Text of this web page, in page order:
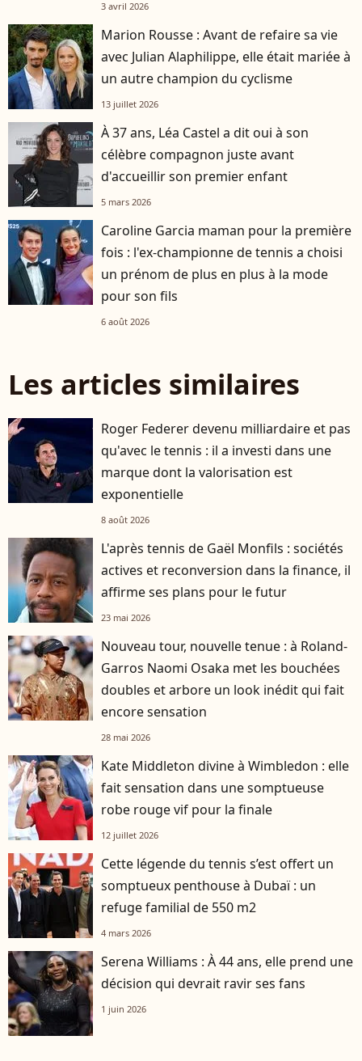
3 avril 2026
Marion Rousse : Avant de refaire sa vie
avec Julian Alaphilippe, elle était mariée à
un autre champion du cyclisme
13 juillet 2026
À 37 ans, Léa Castel a dit oui à son
célèbre compagnon juste avant
d'accueillir son premier enfant
5 mars 2026
Caroline Garcia maman pour la première
fois : l'ex-championne de tennis a choisi
un prénom de plus en plus à la mode
pour son fils
6 août 2026
Les articles similaires
Roger Federer devenu milliardaire et pas
qu'avec le tennis : il a investi dans une
marque dont la valorisation est
exponentielle
8 août 2026
L'après tennis de Gaël Monfils : sociétés
actives et reconversion dans la finance, il
affirme ses plans pour le futur
23 mai 2026
Nouveau tour, nouvelle tenue : à Roland-
Garros Naomi Osaka met les bouchées
doubles et arbore un look inédit qui fait
encore sensation
28 mai 2026
Kate Middleton divine à Wimbledon : elle
fait sensation dans une somptueuse
robe rouge vif pour la finale
12 juillet 2026
Cette légende du tennis s’est offert un
somptueux penthouse à Dubaï : un
refuge familial de 550 m2
4 mars 2026
Serena Williams : À 44 ans, elle prend une
décision qui devrait ravir ses fans
1 juin 2026